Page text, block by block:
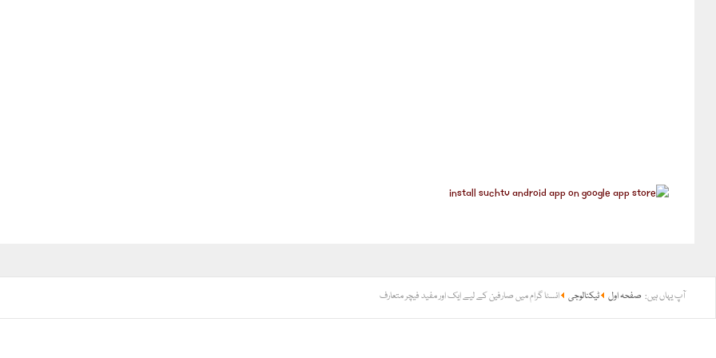
آپ یہاں ہیں: صفحہ اول ٹیکنالوجی انسٹا گرام میں صارفین کے لیے ایک اور مفید فیچر متعارف